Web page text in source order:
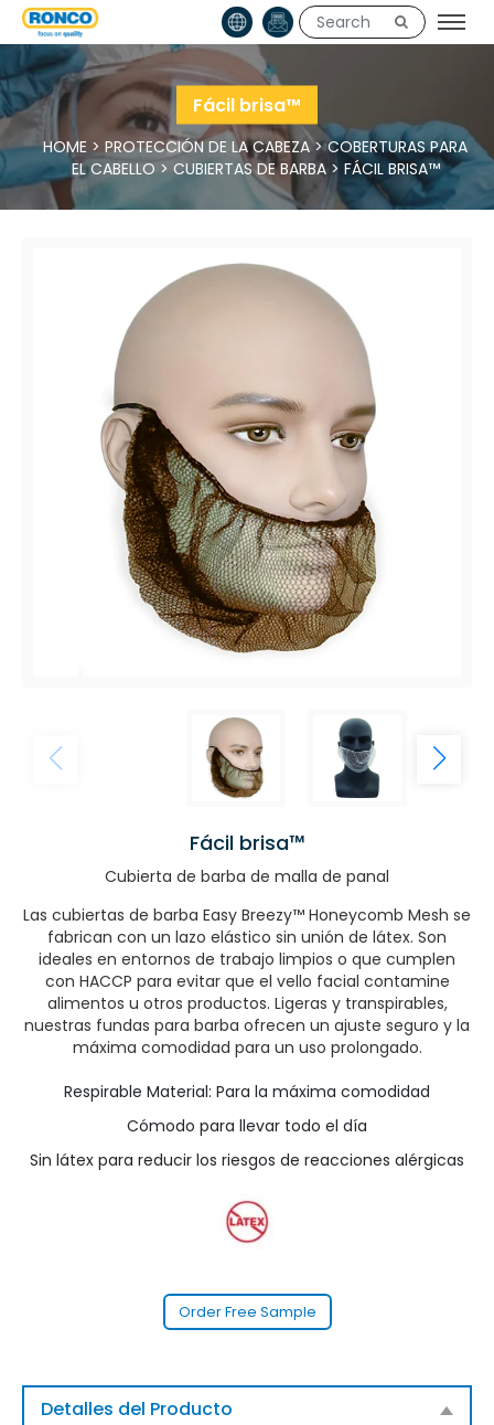
Fácil brisa™
HOME > PROTECCIÓN DE LA CABEZA>COBERTURAS PARA
EL CABELLO > CUBIERTAS DE BARBA> FÁCIL BRISA™
Fácil brisa™
Cubierta de barba de malla de panal
Las cubiertas de barba Easy Breezy™ Honeycomb Mesh se
fabrican con un lazo elástico sin unión de látex. Son
ideales en entornos de trabajo limpios o que cumplen
con HACCP para evitar que el vello facial contamine
alimentos u otros productos. Ligeras y transpirables,
nuestras fundas para barba ofrecen un ajuste seguro y la
máxima comodidad para un uso prolongado.
Respirable Material: Para la máxima comodidad
Cómodo para llevar todo el día
Sin látex para reducir los riesgos de reacciones alérgicas
Order Free Sample
Detalles del Producto